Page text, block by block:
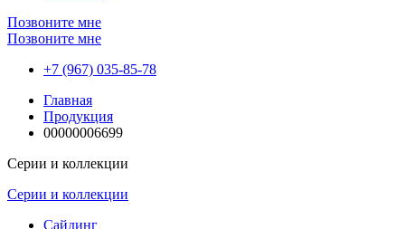
Позвоните мне
Позвоните мне
+7 (967) 035-85-78
Главная
Продукция
00000006699
Серии и коллекции
Серии и коллекции
Сайдинг